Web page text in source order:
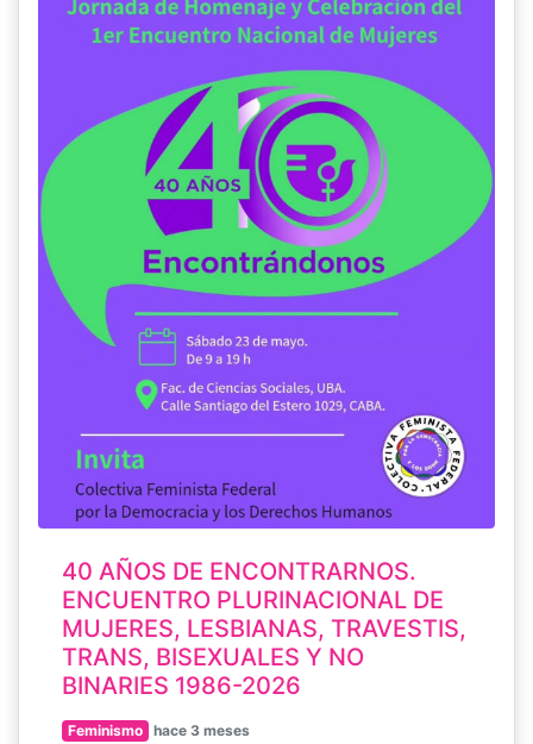
40 AÑOS DE ENCONTRARNOS.
ENCUENTRO PLURINACIONAL DE
MUJERES, LESBIANAS, TRAVESTIS,
TRANS, BISEXUALES Y NO
BINARIES 1986-2026
Feminismo hace 3 meses